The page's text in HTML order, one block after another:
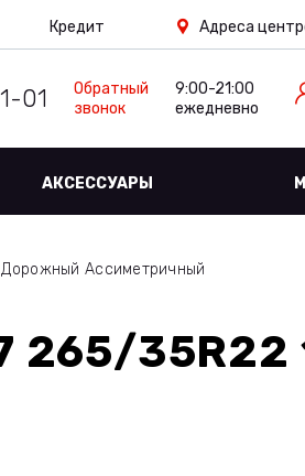
Кредит Адреса
01
Обратный
звонок
9:00-21:00
ежедневно
АКСЕССУАРЫ
Дорожный Ассиметричный
7 265/35R22